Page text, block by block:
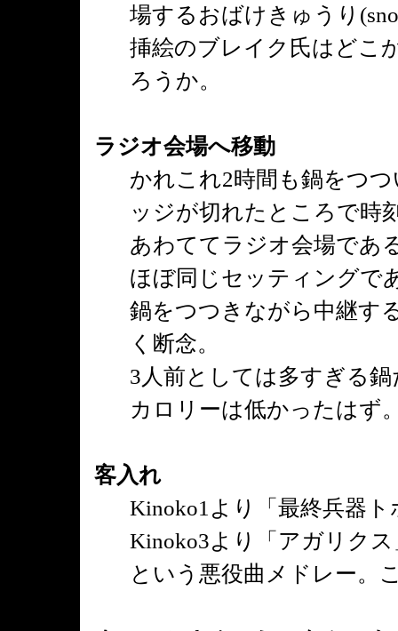
場するおばけきゅうり
挿絵のブレイク氏はどこ
ろうか。
ラジオ会場へ移動
かれこれ2時間も鍋をつ
ッジが切れたところで時
あわててラジオ会場であ
ほぼ同じセッティングで
鍋をつつきながら中継す
く断念。
3人前としては多すぎる
カロリーは低かったはず
客入れ
Kinoko1より「最終兵器
Kinoko3より「アガリクス
という悪役曲メドレー。